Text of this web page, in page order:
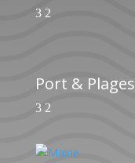
Port & Plages